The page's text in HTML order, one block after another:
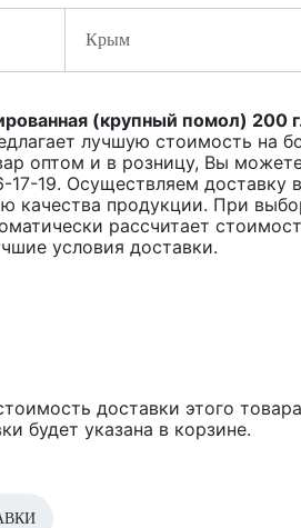
Крым
(крупный помол) 200
лучшую стоимость на
оптом и в розницу, Вы
17-19. Осуществляем доставку
качества продукции. При
рассчитает
условия доставки.
доставки этого
будет указана в корзине.